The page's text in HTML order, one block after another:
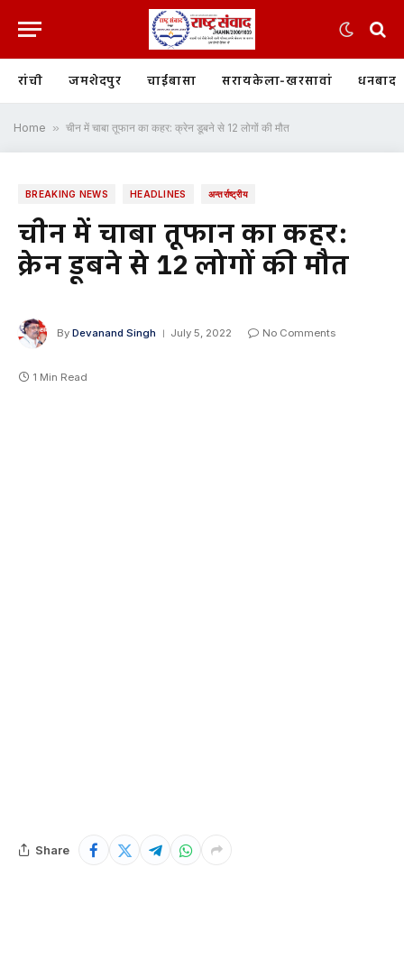
रांची जमशेदपुर चाईबासा सरायकेला-खरसावां धनबाद
Home » चीन में चाबा तूफान का कहर: क्रेन डूबने से 12 लोगों की मौत
BREAKING NEWS HEADLINES अन्तर्राष्ट्रीय
चीन में चाबा तूफान का कहर:
क्रेन डूबने से 12 लोगों की मौत
By Devanand Singh July 5, 2022 No Comments
1 Min Read
Share